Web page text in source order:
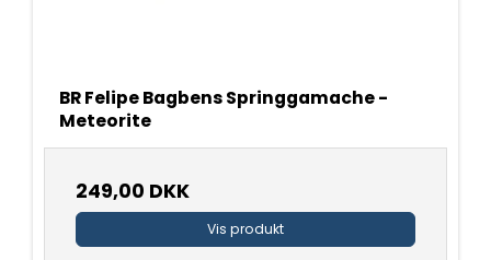
BR Felipe Bagbens Springgamache -
Meteorite
249,00 DKK
Vis produkt